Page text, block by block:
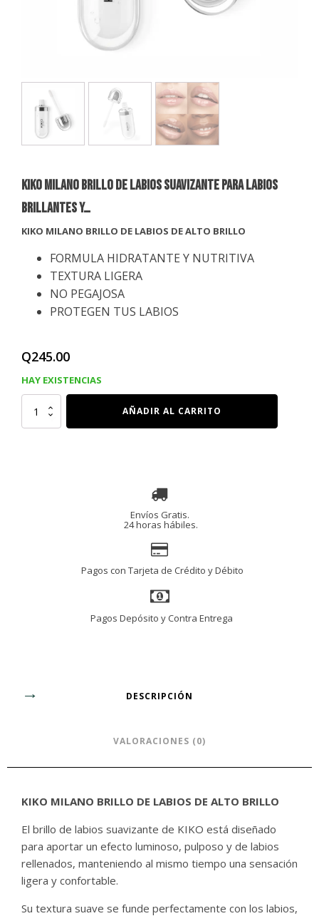
KIKO MILANO BRILLO DE LABIOS SUAVIZANTE PARA LABIOS
BRILLANTES Y…
KIKO MILANO BRILLO DE LABIOS DE ALTO BRILLO
FORMULA HIDRATANTE Y NUTRITIVA
TEXTURA LIGERA
NO PEGAJOSA
PROTEGEN TUS LABIOS
Q245.00
HAY EXISTENCIAS
MILANO
DE
AÑADIR AL CARRITO
Envíos Gratis.
24 horas hábiles.
Pagos con Tarjeta de Crédito y Débito
Pagos Depósito y Contra Entrega
DESCRIPCIÓN
VALORACIONES (0)
KIKO MILANO BRILLO DE LABIOS DE ALTO BRILLO
El brillo de labios suavizante de KIKO está diseñado
para aportar un efecto luminoso, pulposo y de labios
rellenados, manteniendo al mismo tiempo una sensación
ligera y confortable.
Su textura suave se funde perfectamente con los labios,